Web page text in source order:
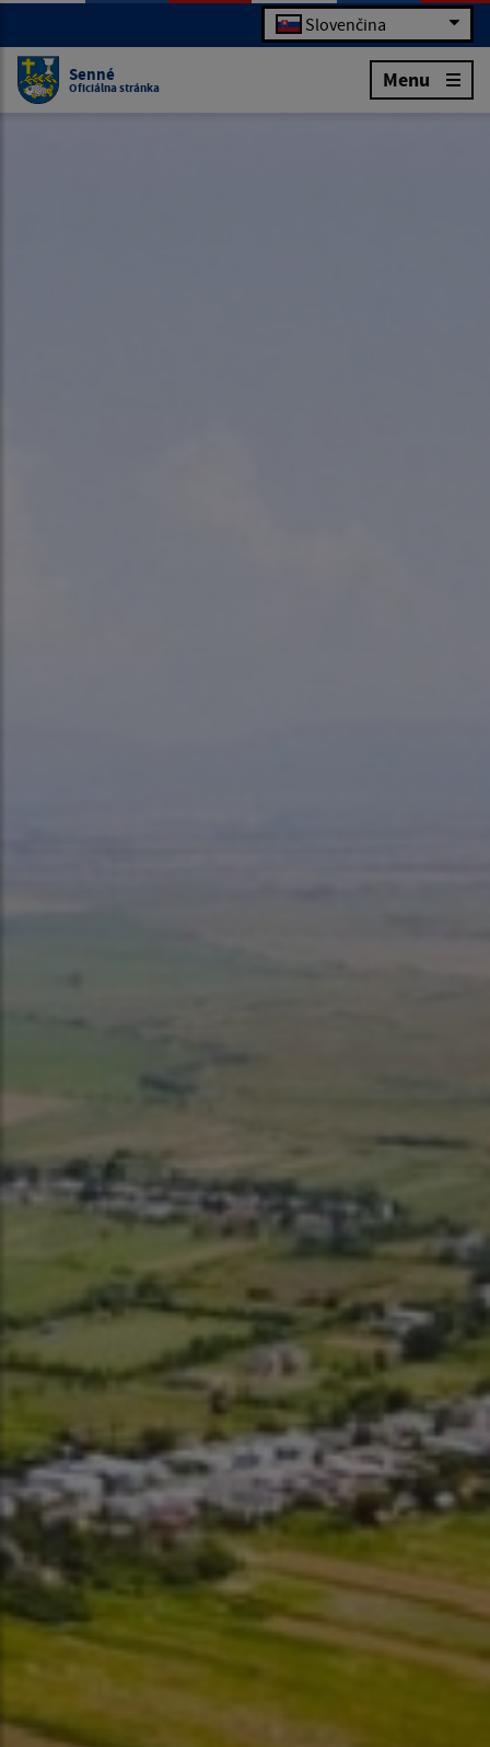
Slovenčina
Senné
Oficiálna stránka Menu